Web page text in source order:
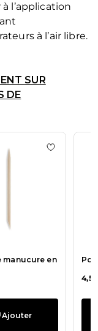
l’application
à l’air libre.
SUR
DE
est possible
souhaits Fresh &
manucure en
Ajouter
Ajouter à